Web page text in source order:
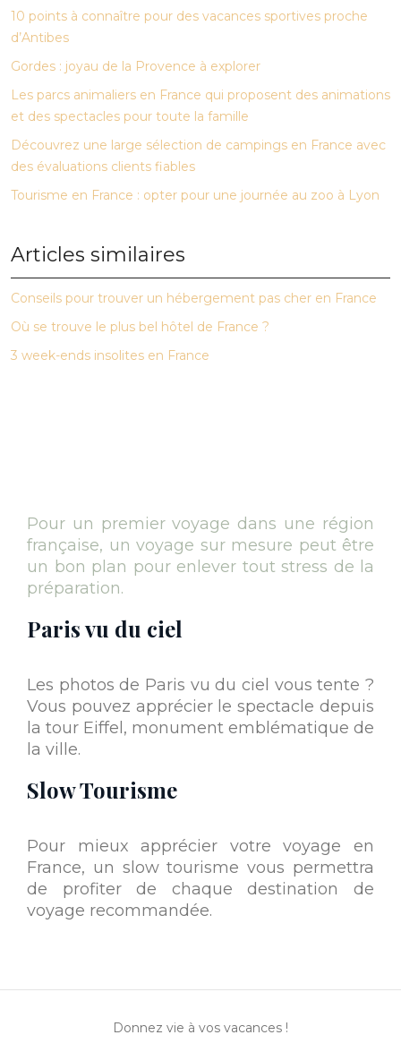
10 points à connaître pour des vacances sportives proche
d’Antibes
Gordes : joyau de la Provence à explorer
Les parcs animaliers en France qui proposent des animations
et des spectacles pour toute la famille
Découvrez une large sélection de campings en France avec
des évaluations clients fiables
Tourisme en France : opter pour une journée au zoo à Lyon
Articles similaires
Conseils pour trouver un hébergement pas cher en France
Où se trouve le plus bel hôtel de France ?
3 week-ends insolites en France
Pour un premier voyage dans une région
française, un voyage sur mesure peut être
un bon plan pour enlever tout stress de la
préparation.
Paris vu du ciel
Les photos de Paris vu du ciel vous tente ?
Vous pouvez apprécier le spectacle depuis
la tour Eiffel, monument emblématique de
la ville.
Slow Tourisme
Pour mieux apprécier votre voyage en
France, un slow tourisme vous permettra
de profiter de chaque destination de
voyage recommandée.
Donnez vie à vos vacances !